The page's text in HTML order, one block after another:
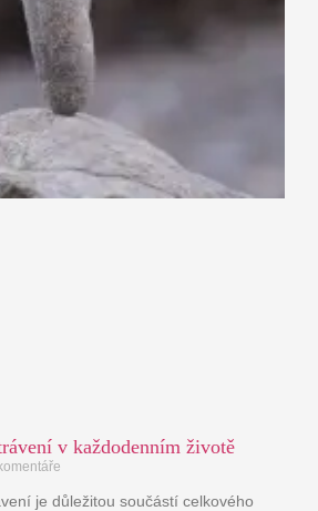
v každodenním životě
je důležitou součástí celkového